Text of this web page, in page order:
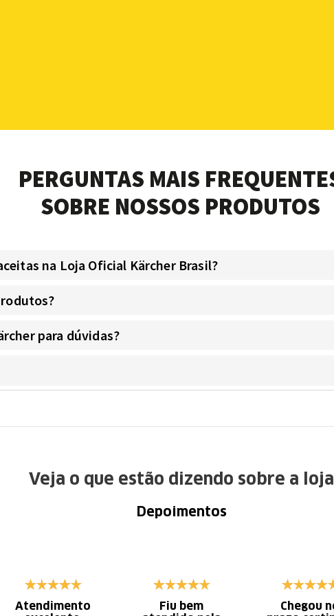
PERGUNTAS MAIS
SOBRE NOSSOS PRODUTOS
na Loja Oficial Kärcher Brasil?
para dúvidas?
Veja o que estão dizendo sobre a loja
Depoimentos
Atendimento
Fiu bem
Chegou